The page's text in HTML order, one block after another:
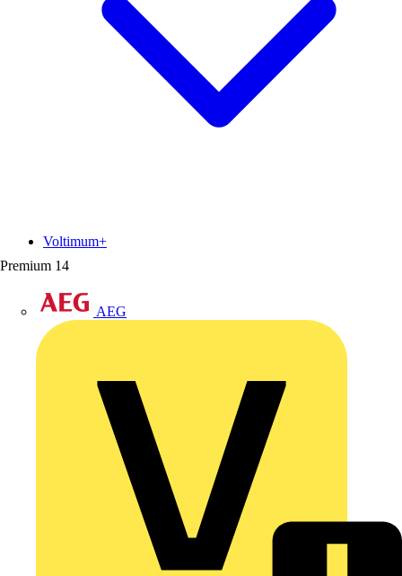
Premium 14
AEG
Voltimum+